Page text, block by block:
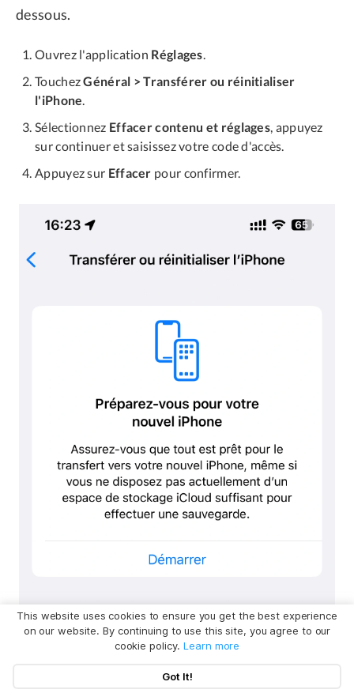
dessous.
Ouvrez l'application Réglages.
TouchezGénéral > Transférer ou réinitialiser
l'iPhone.
Sélectionnez Effacer contenu et réglages, appuyez
sur continuer et saisissez votre code d'accès.
Appuyez sur Effacer pour confirmer.
This website uses cookies to ensure you get the best experience
on our website. By continuing to use this site, you agree to our
cookie policy.Learn more
Got It!